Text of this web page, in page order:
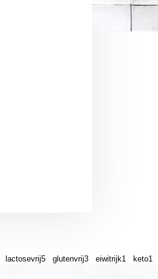
lactosevrij5 glutenvrij3 eiwitrijk1 keto1